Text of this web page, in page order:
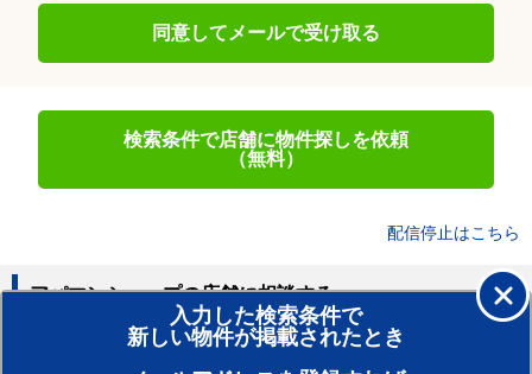
同意してメールで受け取る
検索条件で店舗に物件探しを依頼
（無料）
配信停止はこちら
入力した検索条件で
新しい物件が掲載されたとき
アパマンショップの店舗に相談する
賃貸のプロがお部屋探し！